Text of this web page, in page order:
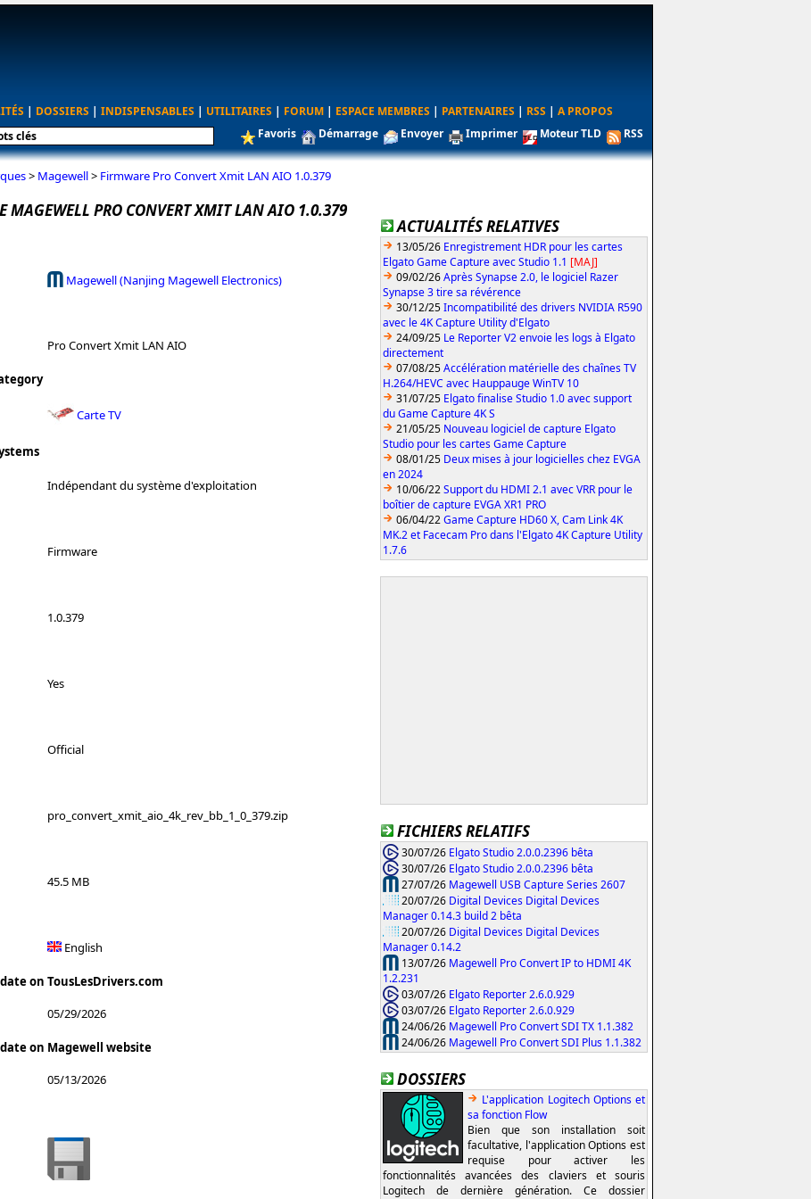
| DOSSIERS | INDISPENSABLES | UTILITAIRES | FORUM | ESPACE MEMBRES | PARTENAIRES | RSS | A PROPOS
Favoris Démarrage Envoyer Imprimer Moteur TLD RSS
> Magewell> Firmware Pro Convert Xmit LAN AIO 1.0.379
MAGEWELL PRO CONVERT XMIT LAN AIO 1.0.379
Magewell (Nanjing Magewell Electronics)
Pro Convert Xmit LAN AIO
Carte TV
Indépendant du système d'exploitation
Firmware
1.0.379
Yes
Official
pro_convert_xmit_aio_4k_rev_bb_1_0_379.zip
45.5 MB
English
on TousLesDrivers.com
05/29/2026
on Magewell website
05/13/2026
ACTUALITÉS RELATIVES
13/05/26 Enregistrement HDR pour les cartes
Elgato Game Capture avec Studio 1.1 [MAJ]
09/02/26Après Synapse 2.0, le logiciel Razer
Synapse 3 tire sa révérence
30/12/25Incompatibilité des drivers NVIDIA R590
avec le 4K Capture Utility d'Elgato
24/09/25 Le Reporter V2 envoie les logs à Elgato
directement
07/08/25Accélération matérielle des chaînes TV
H.264/HEVC avec Hauppauge WinTV 10
31/07/25 Elgato finalise Studio 1.0 avec support
du Game Capture 4K S
21/05/25 Nouveau logiciel de capture Elgato
Studio pour les cartes Game Capture
08/01/25 Deux mises à jour logicielles chez EVGA
en 2024
10/06/22Support du HDMI 2.1 avec VRR pour le
boîtier de capture EVGA XR1 PRO
06/04/22Game Capture HD60 X, Cam Link 4K
MK.2 et Facecam Pro dans l'Elgato 4K Capture Utility
1.7.6
FICHIERS RELATIFS
30/07/26 Elgato Studio 2.0.0.2396 bêta
30/07/26 Elgato Studio 2.0.0.2396 bêta
27/07/26 Magewell USB Capture Series 2607
20/07/26 Digital Devices Digital Devices
Manager 0.14.3 build 2 bêta
20/07/26 Digital Devices Digital Devices
Manager 0.14.2
13/07/26 Magewell Pro Convert IP to HDMI 4K
1.2.231
03/07/26 Elgato Reporter 2.6.0.929
03/07/26 Elgato Reporter 2.6.0.929
24/06/26 Magewell Pro Convert SDI TX 1.1.382
24/06/26 Magewell Pro Convert SDI Plus 1.1.382
DOSSIERS
L'application Logitech Options et
sa fonction Flow
Bien que son installation soit
facultative, l'application Options est
requise pour activer les
fonctionnalités avancées des claviers et souris
Logitech de dernière génération. Ce dossier